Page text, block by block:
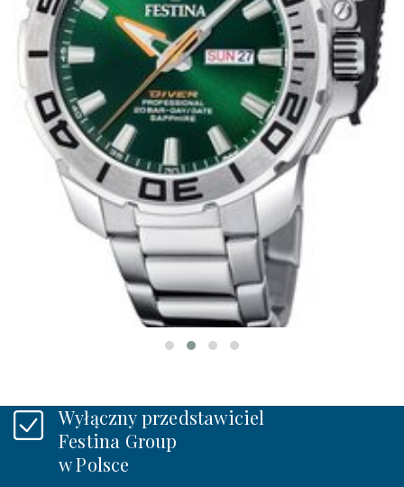
Festina 20665/2
The Originals DIVER (20atm)
869 zł
W MAGAZYNIE
Wyłączny przedstawiciel
Festina Group
w Polsce